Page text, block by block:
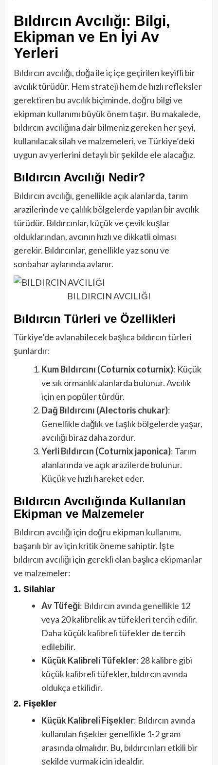
Bıldırcın Avcılığı: Bilgi,
Ekipman ve En İyi Av
Yerleri
Bıldırcın avcılığı, doğa ile iç içe geçirilen keyifli bir
avcılık türüdür. Hem strateji hem de hızlı refleksler
gerektiren bu avcılık biçiminde, doğru bilgi ve
ekipman kullanımı büyük önem taşır. Bu makalede,
bıldırcın avcılığına dair bilmeniz gereken her şeyi,
kullanılacak silah ve malzemeleri, ve Türkiye’deki
uygun av yerlerini detaylı bir şekilde ele alacağız.
Bıldırcın Avcılığı Nedir?
Bıldırcın avcılığı, genellikle açık alanlarda, tarım
arazilerinde ve çalılık bölgelerde yapılan bir avcılık
türüdür. Bıldırcınlar, küçük ve çevik kuşlar
olduklarından, avcının hızlı ve dikkatli olması
gerekir. Bıldırcınlar, genellikle yaz sonu ve
sonbahar aylarında avlanır.
BILDIRCIN AVCILIĞI
Bıldırcın Türleri ve Özellikleri
Türkiye’de avlanabilecek başlıca bıldırcın türleri
şunlardır:
Kum Bıldırcını (Coturnix coturnix): Küçük
ve sık ormanlık alanlarda bulunur. Avcılık
için en popüler türdür.
Dağ Bıldırcını (Alectoris chukar):
Genellikle dağlık ve taşlık bölgelerde yaşar,
avcılığı biraz daha zordur.
Yerli Bıldırcın (Coturnix japonica): Tarım
alanlarında ve açık arazilerde bulunur.
Küçük ve hızlı hareket eder.
Bıldırcın Avcılığında Kullanılan
Ekipman ve Malzemeler
Bıldırcın avcılığı için doğru ekipman kullanımı,
başarılı bir av için kritik öneme sahiptir. İşte
bıldırcın avcılığı için gerekli olan başlıca ekipmanlar
ve malzemeler:
1. Silahlar
Av Tüfeği: Bıldırcın avında genellikle 12
veya 20 kalibrelik av tüfekleri tercih edilir.
Daha küçük kalibreli tüfekler de tercih
edilebilir.
Küçük Kalibreli Tüfekler: 28 kalibre gibi
küçük kalibreli tüfekler, bıldırcın avında
oldukça etkilidir.
2. Fişekler
Küçük Kalibreli Fişekler: Bıldırcın avında
kullanılan fişekler genellikle 1-2 gram
arasında olmalıdır. Bu, bıldırcınları etkili bir
şekilde vurmak için idealdir.